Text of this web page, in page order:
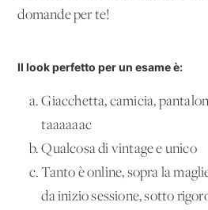
domande per te!
Il look perfetto per un esame è:
Giacchetta, camicia,
taaaaaac
Qualcosa di vintage e unico
Tanto è online, sopra la
da inizio sessione, sotto